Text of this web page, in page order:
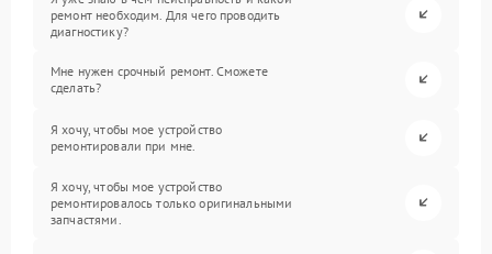
ремонт необходим. Для чего проводить
диагностику?
Мне нужен срочный ремонт. Сможете
сделать?
Я хочу, чтобы мое устройство
ремонтировали при мне.
Я хочу, чтобы мое устройство
ремонтировалось только оригинальными
запчастями.